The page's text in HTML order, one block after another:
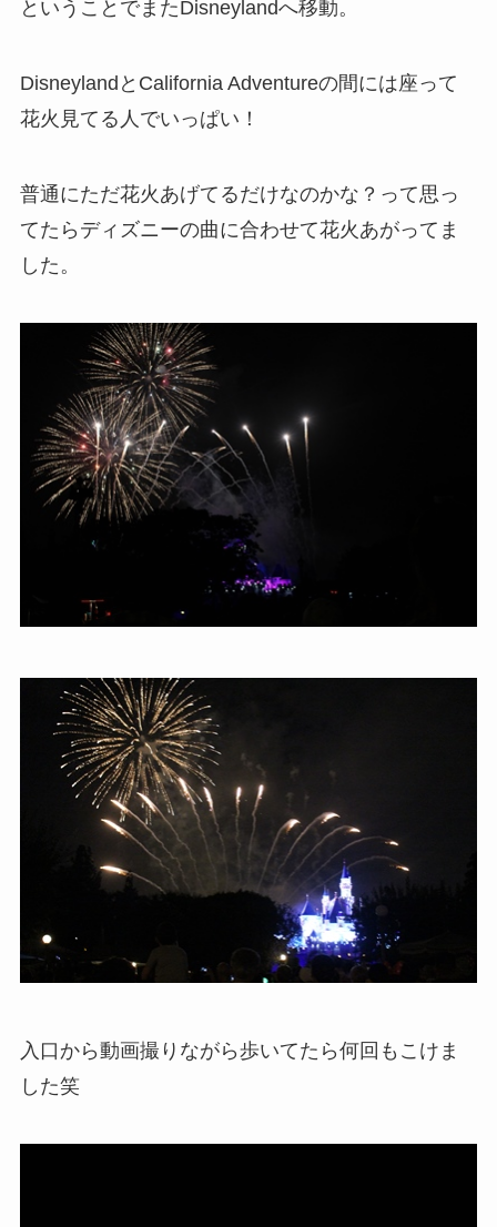
ということでまたDisneylandへ移動。
DisneylandとCalifornia Adventureの間には座って
花火見てる人でいっぱい！
普通にただ花火あげてるだけなのかな？って思っ
てたらディズニーの曲に合わせて花火あがってま
した。
入口から動画撮りながら歩いてたら何回もこけま
した笑